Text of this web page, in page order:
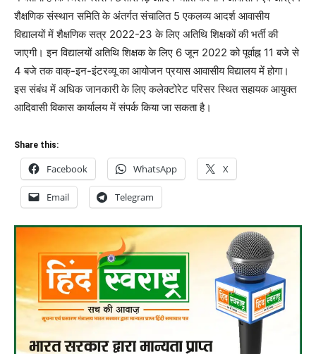
शैक्षणिक संस्थान समिति के अंतर्गत संचालित 5 एकलव्य आदर्श आवासीय
विद्यालयों में शैक्षणिक सत्र 2022-23 के लिए अतिथि शिक्षकों की भर्ती की
जाएगी। इन विद्यालयों अतिथि शिक्षक के लिए 6 जून 2022 को पूर्वाह्न 11 बजे से
4 बजे तक वाक्-इन-इंटरव्यू का आयोजन प्रयास आवासीय विद्यालय में होगा।
इस संबंध में अधिक जानकारी के लिए कलेक्टोरेट परिसर स्थित सहायक आयुक्त
आदिवासी विकास कार्यालय में संपर्क किया जा सकता है।
Share this:
Facebook WhatsApp X
Email Telegram